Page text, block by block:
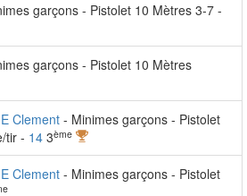
garçons - Pistolet 10 Mètres 3-7 -
garçons - Pistolet 10 Mètres
Clement - Minimes garçons - Pistolet
tir - 14 3ème
Clement - Minimes garçons - Pistolet